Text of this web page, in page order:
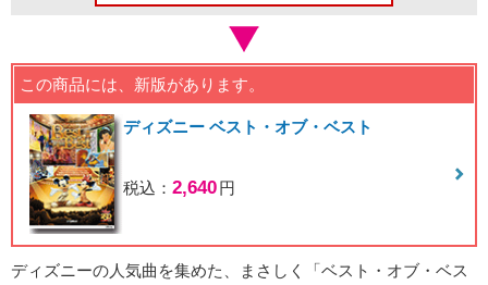
この商品には、新版があります。
ディズニー ベスト・オブ・ベスト
税込： 2,640円
ディズニーの人気曲を集めた、まさしく「ベスト・オブ・ベス